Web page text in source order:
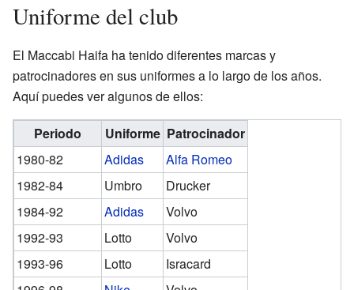
Uniforme del club
El Maccabi Haifa ha tenido diferentes marcas y
patrocinadores en sus uniformes a lo largo de los años.
Aquí puedes ver algunos de ellos:
Periodo Uniforme Patrocinador
1980-82
Adidas
Alfa Romeo
1982-84
Umbro
Drucker
1984-92
Adidas
Volvo
1992-93
Lotto
Volvo
1993-96
Lotto
Isracard